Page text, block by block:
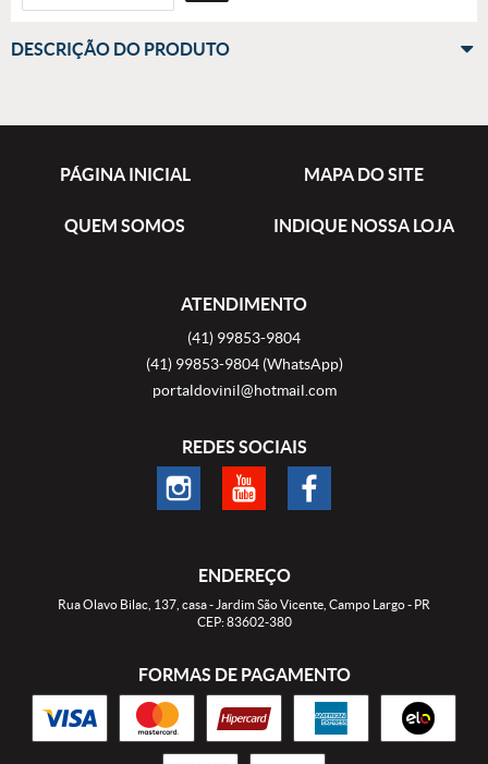
DESCRIÇÃO DO PRODUTO
PÁGINA INICIAL MAPA DO SITE
QUEM SOMOS INDIQUE NOSSA LOJA
ATENDIMENTO
(41) 99853-9804
(41)99853-9804 (WhatsApp)
portaldovinil@hotmail.com
REDES SOCIAIS
ENDEREÇO
Rua Olavo Bilac, 137, casa- Jardim São Vicente, Campo Largo- PR
CEP: 83602-380
FORMAS DE PAGAMENTO